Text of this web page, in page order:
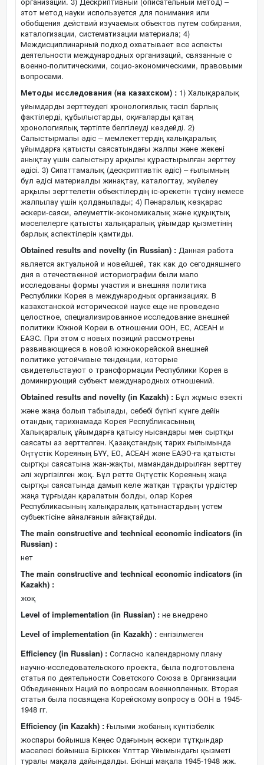
этот метод науки используется для понимания или
обобщения действий изучаемых объектов путем собирания,
каталогизации, систематизации материала; 4)
Междисциплинарный подход охватывает все аспекты
деятельности международных организаций, связанные с
военно-политическими, социо-экономическими, правовыми
вопросами.
Методы исследования (на казахском) : 1) Халықаралық
ұйымдарды зерттеудегі хронологиялық тәсіл барлық
фактілерді, құбылыстарды, оқиғаларды қатаң
хронологиялық тәртіпте белгілеуді көздейді. 2)
Салыстырмалы әдіс – мемлекеттердің халықаралық
ұйымдарға қатысты саясатындағы жалпы және жекені
анықтау үшін салыстыру арқылы құрастырылған зерттеу
әдісі. 3) Сипаттамалық (дескриптивтік әдіс) – ғылымның
бұл әдісі материалды жинақтау, каталогтау, жүйелеу
арқылы зерттелетін объектілердің іс-әрекетін түсіну немесе
жалпылау үшін қолданылады; 4) Пәнаралық көзқарас
әскери-саяси, әлеуметтік-экономикалық және құқықтық
мәселелерге қатысты халықаралық ұйымдар қызметінің
барлық аспектілерін қамтиды.
Obtained results and novelty (in Russian) : Данная работа
является актуальной и новейшей, так как до сегодняшнего
дня в отечественной историографии были мало
исследованы формы участия и внешняя политика
Республики Корея в международных организациях. В
казахстанской исторической науке еще не проведено
целостное, специализированное исследование внешней
политики Южной Кореи в отношении ООН, ЕС, АСЕАН и
ЕАЭС. При этом с новых позиций рассмотрены
развивающиеся в новой южнокорейской внешней
политике устойчивые тенденции, которые
свидетельствуют о трансформации Республики Корея в
доминирующий субъект международных отношений.
Obtained results and novelty (in Kazakh) : Бұл жұмыс өзекті
және жаңа болып табылады, себебі бүгінгі күнге дейін
отандық тарихнамада Корея Республикасының
Халықаралық ұйымдарға қатысу нысандары мен сыртқы
саясаты аз зерттелген. Қазақстандық тарих ғылымында
Оңтүстік Кореяның БҰҰ, ЕО, АСЕАН және ЕАЭО-ға қатысты
сыртқы саясатына жан-жақты, мамандандырылған зерттеу
әлі жүргізілген жоқ. Бұл ретте Оңтүстік Кореяның жаңа
сыртқы саясатында дамып келе жатқан тұрақты үрдістер
жаңа тұрғыдан қаралатын болды, олар Корея
Республикасының халықаралық қатынастардың үстем
субъектісіне айналғанын айғақтайды.
The main constructive and technical economic indicators (in
Russian) :
нет
The main constructive and technical economic indicators (in
Kazakh) :
жоқ
Level of implementation (in Russian) : не внедрено
Level of implementation (in Kazakh) : енгізілмеген
Efficiency (in Russian) : Согласно календарному плану
научно-исследовательского проекта, была подготовлена
статья по деятельности Советского Союза в Организации
Объединенных Наций по вопросам военнопленных. Вторая
статья была посвящена Корейскому вопросу в ООН в 1945-
1948 гг.
Efficiency (in Kazakh) :Ғылыми жобаның күнтізбелік
жоспары бойынша Кеңес Одағының әскери тұтқындар
мәселесі бойынша Біріккен Ұлттар Ұйымындағы қызметі
туралы мақала дайындалды. Екінші мақала 1945-1948 жж.